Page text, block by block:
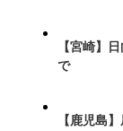
【宮崎】
で
【鹿児島